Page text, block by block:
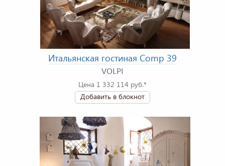
Итальянская гостиная Comp 39
VOLPI
Цена 1 332 114 руб.*
Добавить в блокнот